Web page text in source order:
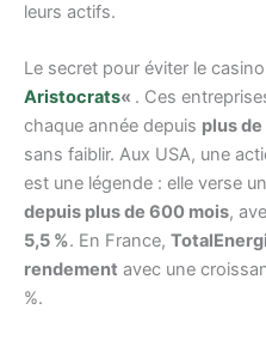
leurs actifs.
Le secret pour éviter le
Aristocrats« . Ces
chaque année depuis plus de
sans faiblir. Aux USA, une
est une légende : elle verse
depuis plus de 600 mois,
5,5 %. En France,
rendement avec une
%.